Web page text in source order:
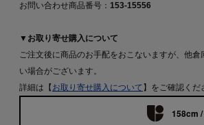
お問い合わせ商品番号： 153-15556
▼お取り寄せ購入について
ご注文後に商品のお手配をおこないますが、他
い場合がございます。
詳細は【 お取り寄せ購入について 】をご確認くだ
158cm